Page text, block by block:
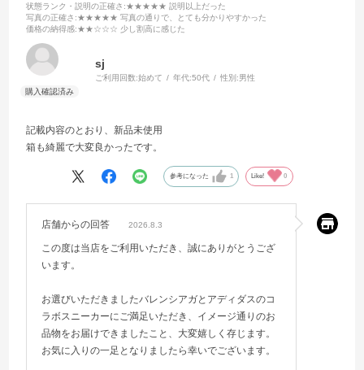
状態ランク・説明の正確さ :★★★★★ 説明以上だった
写真の正確さ :★★★★★ 写真の通りで、とても分かりやすかった
価格の納得感:★★☆☆☆ 少し割高に感じた
sj
ご利用回数:始めて 年代:50代 性別:男性
記載内容のとおり、新品未使用
箱も綺麗で大変良かったです。
参考になった 1 Like! 0
店舗からの回答 2026.8.3
この度は当店をご利用いただき、誠にありがとうござ
います。
お選びいただきましたバレンシアガとアディダスのコ
ラボスニーカーにご満足いただき、イメージ通りのお
品物をお届けできましたこと、大変嬉しく存じます。
お気に入りの一足となりましたら幸いでございます。